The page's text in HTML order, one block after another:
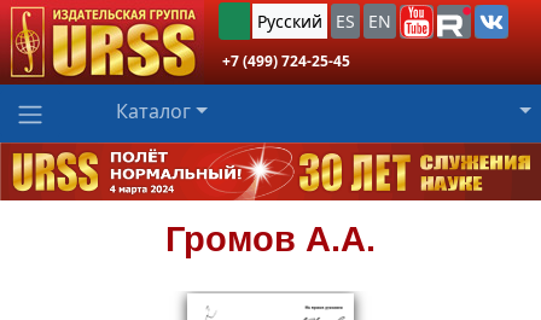
Русский ES EN
+7 (499) 724-25-45
Каталог
Громов А.А.